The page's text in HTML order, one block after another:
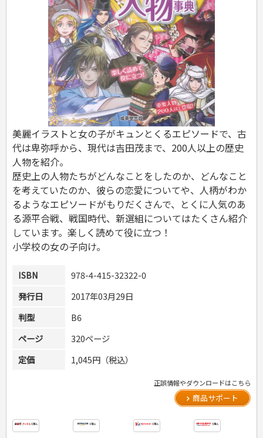
衛生管理・運行管理
建築・土木
電気・危険物
調理師
スキル・キャリアアップ
危険物取扱者
消防設備士
登録販売者
その他資格試験
美麗イラストと女の子がキュンとくるエピソードで、古
代は卑弥呼から、現代は吉田茂まで、200人以上の歴史
人物を紹介。
歴史上の人物たちがどんなことをしたのか、どんなこと
を考えていたのか、彼らの恋愛についてや、人柄がわか
るようなエピソードがもりだくさんで、とくに人気のあ
る源平合戦、戦国時代、新選組についてはたくさん紹介
しています。楽しく読めて役に立つ！
小学校の女の子向け。
ISBN
978-4-415-32322-0
発行日
2017年03月29日
判型
B6
ページ
320ページ
定価
1,045円（税込）
正誤情報やダウンロードはこちら
商品サポート